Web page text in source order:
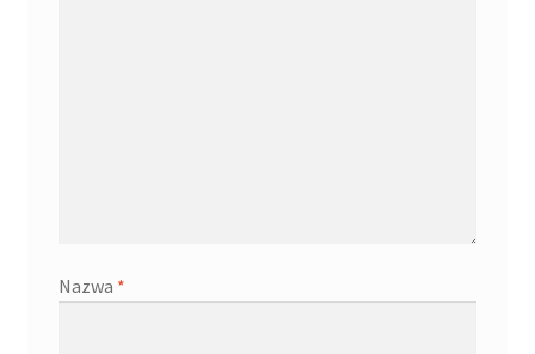
Nazwa *